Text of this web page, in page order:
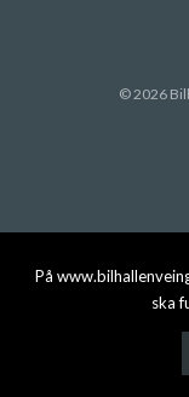
På
ska
© 2026